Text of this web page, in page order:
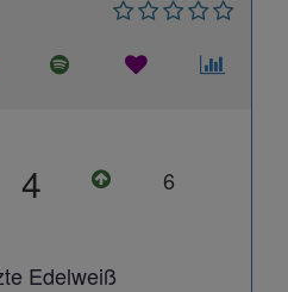
4 6
Edelweiß